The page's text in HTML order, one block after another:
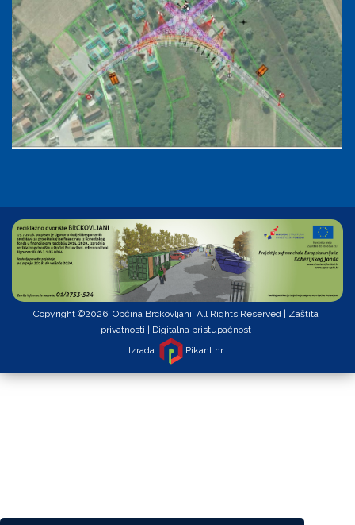
Copyright ©2026. Općina Brckovljani, All Rights Reserved |
Zaštita
privatnosti
Digitalna pristupačnost
Izrada:
Pikant.hr